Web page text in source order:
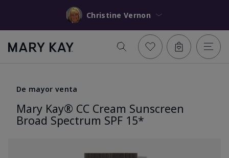
Christine Vernon
De mayor venta
Mary Kay® CC Cream Sunscreen
Broad Spectrum SPF 15*